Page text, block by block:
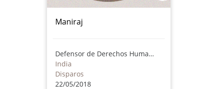
Maniraj
Defensor de Derechos Humanos
India
Disparos
22/05/2018